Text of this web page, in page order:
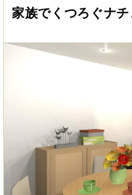
家族でくつろぐナ